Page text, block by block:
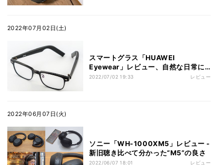
2022年07月02日(土)
スマートグラス「HUAWEI
Eyewear」レビュー、自然な日常に
音楽を持ち込める新しい体験
2022/07/02 19:33 レビュー
2022年06月07日(火)
ソニー「WH-1000XM5」レビュー -
新旧聴き比べて分かった“M5”の良さ
2022/06/07 18:01 レビュー